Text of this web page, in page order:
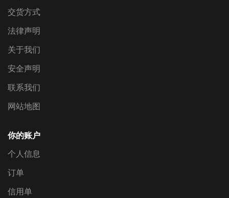
交货方式
法律声明
关于我们
安全声明
联系我们
网站地图
你的账户
个人信息
订单
信用单